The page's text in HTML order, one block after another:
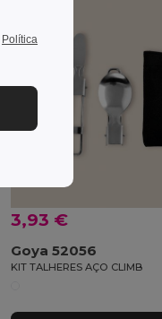
3,93 €
Goya 52056
KIT TALHERES AÇO CLIMB
Política